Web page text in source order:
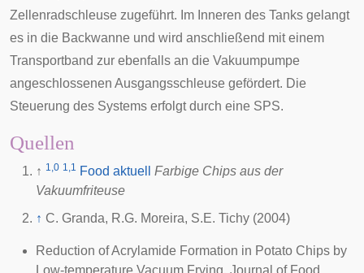
Zellenradschleuse zugeführt. Im Inneren des Tanks gelangt
es in die Backwanne und wird anschließend mit einem
Transportband zur ebenfalls an die Vakuumpumpe
angeschlossenen Ausgangsschleuse gefördert. Die
Steuerung des Systems erfolgt durch eine SPS.
Quellen
↑ 1,0 1,1 Food aktuell
Farbige Chips aus der
Vakuumfriteuse
↑ C. Granda, R.G. Moreira, S.E. Tichy (2004)
Reduction of Acrylamide Formation in Potato Chips by
Low-temperature Vacuum Frying, Journal of Food